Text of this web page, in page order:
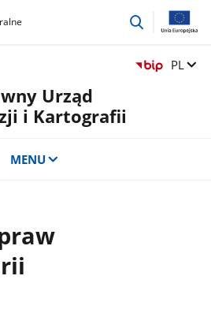
przejdź
Zmień
PL
Urząd
i Kartografii
MENU